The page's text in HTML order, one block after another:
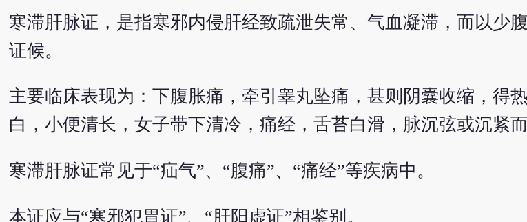
寒滞肝脉证，是指寒邪内侵肝经致疏泄失常、气血凝滞，而以少
证候。
主要临床表现为：下腹胀痛，牵引睾丸坠痛，甚则阴囊收缩，得
白，小便清长，女子带下清冷，痛经，舌苔白滑，脉沉弦或沉紧而
寒滞肝脉证常见于“疝气”、“腹痛”、“痛经”等疾病中。
本证应与“寒邪犯胃证”、“肝阳虚证”相鉴别。